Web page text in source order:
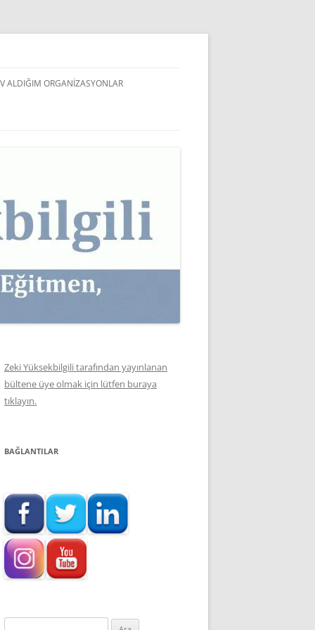
ALDIĞIM ORGANIZASYONLAR
Zeki Yüksekbilgili tarafından yayınlanan
bültene üye olmak için lütfen buraya
tıklayın.
BAĞLANTILAR